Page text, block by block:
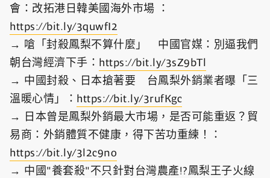
會：改拓港日韓美國海外市場 ：
https://bit.ly/3quwfI2​
→ 嗆「封殺鳳梨不算什麼」 中國官媒：別逼我們
朝台灣經濟下手： https://bit.ly/3sZ9bTl
→ 中國封殺、日本搶著要 台鳳梨外銷業者曝「三
溫暖心情」： https://bit.ly/3rufKgc​
→ 日本曾是鳳梨外銷最大市場，是否可能重返？貿
易商：外銷體質不健康，得下苦功重練！：
https://bit.ly/3l2c9no​
→ 中國"養套殺"不只針對台灣農產!?鳳梨王子火線